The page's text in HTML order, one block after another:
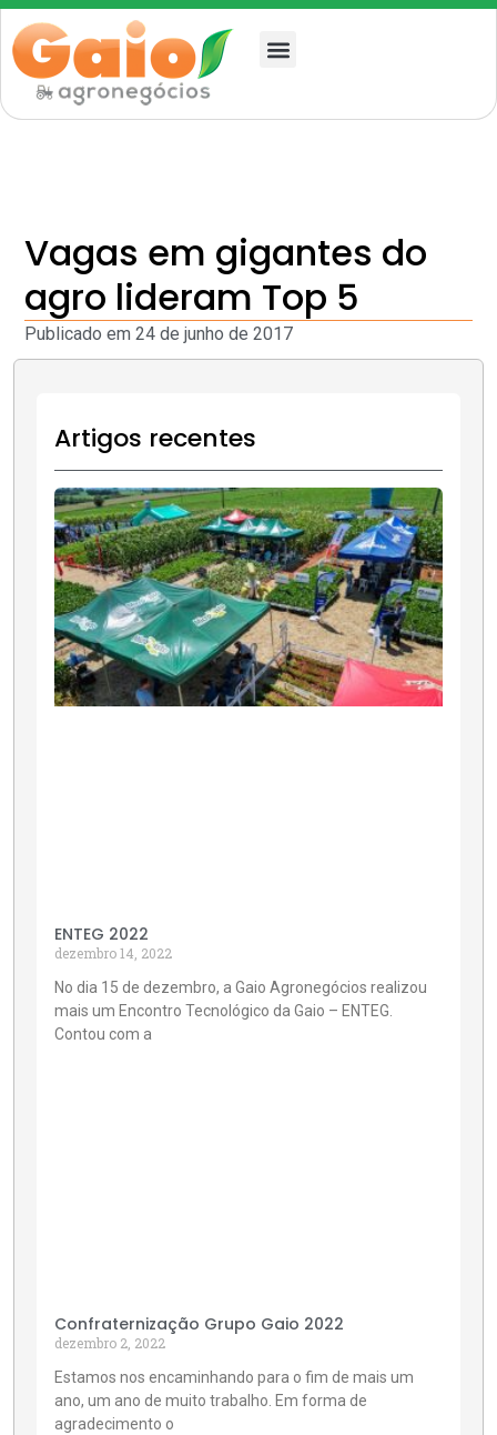
Vagas em gigantes do
agro lideram Top 5
Publicado em 24 de junho de 2017
Artigos recentes
ENTEG 2022
dezembro 14, 2022
No dia 15 de dezembro, a Gaio Agronegócios realizou
mais um Encontro Tecnológico da Gaio – ENTEG.
Contou com a
Confraternização Grupo Gaio 2022
dezembro 2, 2022
Estamos nos encaminhando para o fim de mais um
ano, um ano de muito trabalho. Em forma de
agradecimento o